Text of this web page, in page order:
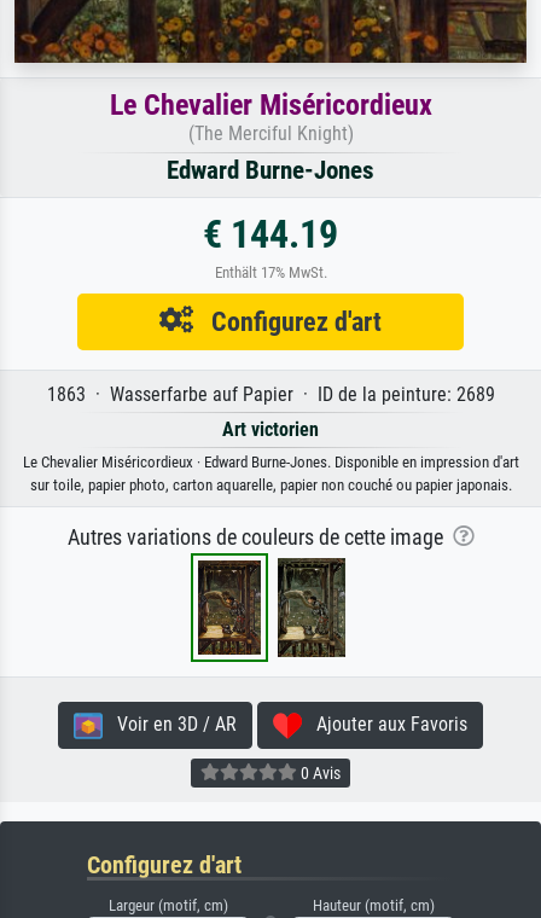
Le Chevalier Miséricordieux
(The Merciful Knight)
Edward Burne-Jones
€ 144.19
Enthält 17% MwSt.
Configurez d'art
1863 · Wasserfarbe auf Papier · ID de la peinture: 2689
Art victorien
Le Chevalier Miséricordieux · Edward Burne-Jones. Disponible en impression d'art
sur toile, papier photo, carton aquarelle, papier non couché ou papier japonais.
Autres variations de couleurs de cette image
Voir en 3D / AR Ajouter aux Favoris
0 Avis
Configurez d'art
Largeur (motif, cm) Hauteur (motif, cm)